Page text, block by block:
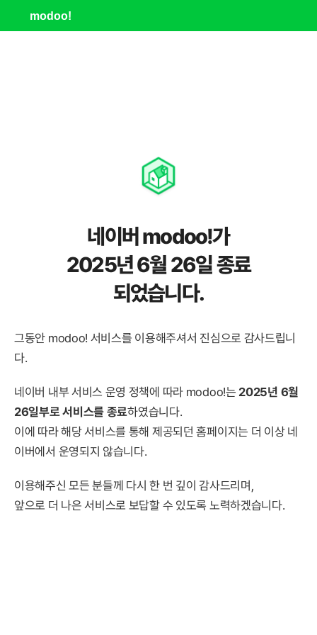
modoo!
네이버 modoo!가
2025년 6월 26일 종료
되었습니다.
그동안 modoo! 서비스를 이용해주셔서 진심으로 감사드립니
다.
네이버 내부 서비스 운영 정책에 따라 modoo!는 2025년 6월
26일부로 서비스를 종료하였습니다.
이에 따라 해당 서비스를 통해 제공되던 홈페이지는 더 이상 네
이버에서 운영되지 않습니다.
이용해주신 모든 분들께 다시 한 번 깊이 감사드리며,
앞으로 더 나은 서비스로 보답할 수 있도록 노력하겠습니다.